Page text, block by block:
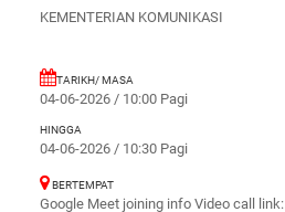
KEMENTERIAN KOMUNIKASI
TARIKH/ MASA
04-06-2026 / 10:00 Pagi
HINGGA
04-06-2026 / 10:30 Pagi
BERTEMPAT
Google Meet joining info Video call link: